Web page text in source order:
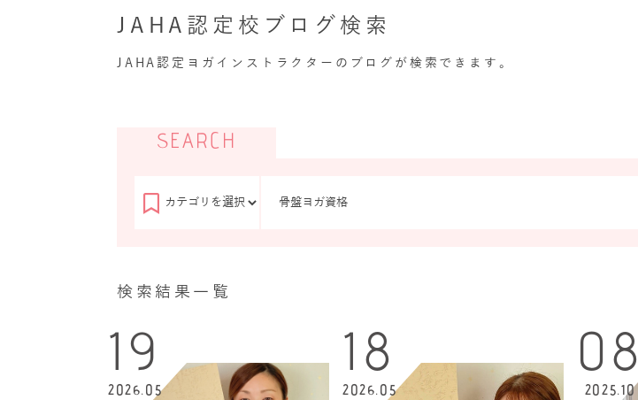
JAHA認定校ブログ検索
JAHA認定ヨガインストラクターのブログが検索できます。
SEARCH
検索結果一覧
19
2026.05
18
2026.05
08
2025.10